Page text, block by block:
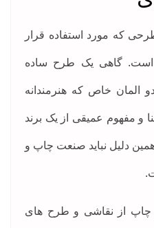
که مورد استفاده قرار
است. گاهی یک طرح ساده
المان خاص که هنرمندانه
و مفهوم عمیقی از یک برند
دلیل نباید صنعت چاپ و
چاپ از نقاشی و طرح های